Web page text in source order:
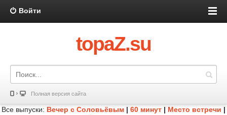
Войти
topaZ.su
Полная версия сайта
Все выпуски: Вечер с Соловьёвым | 60 минут | Место встречи |